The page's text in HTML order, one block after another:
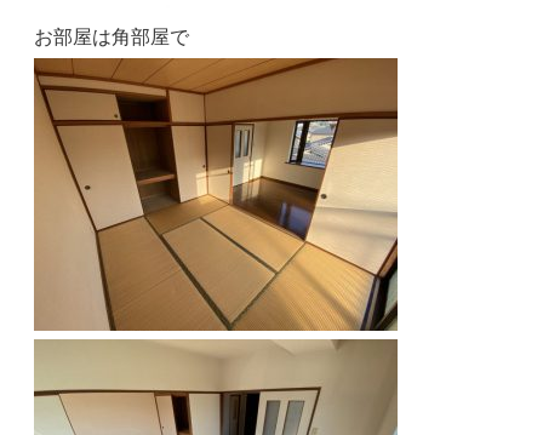
お部屋は角部屋で